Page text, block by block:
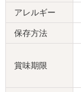
アレルギー
保存方法
賞味期限